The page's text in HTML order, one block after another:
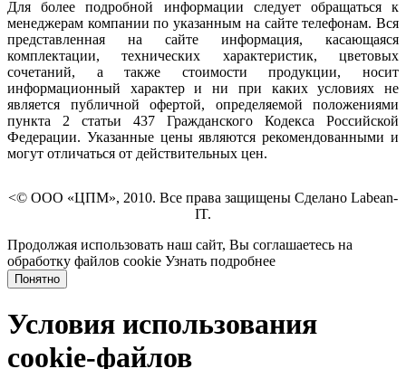
Для более подробной информации следует обращаться к
менеджерам компании по указанным на сайте телефонам. Вся
представленная на сайте информация, касающаяся
комплектации, технических характеристик, цветовых
сочетаний, а также стоимости продукции, носит
информационный характер и ни при каких условиях не
является публичной офертой, определяемой положениями
пункта 2 статьи 437 Гражданского Кодекса Российской
Федерации. Указанные цены являются рекомендованными и
могут отличаться от действительных цен.
<© ООО «ЦПМ», 2010. Все права защищены Сделано Labean-
IT.
Продолжая использовать наш сайт, Вы соглашаетесь на
обработку файлов cookie Узнать подробнее
Понятно
Условия использования
cookie-файлов